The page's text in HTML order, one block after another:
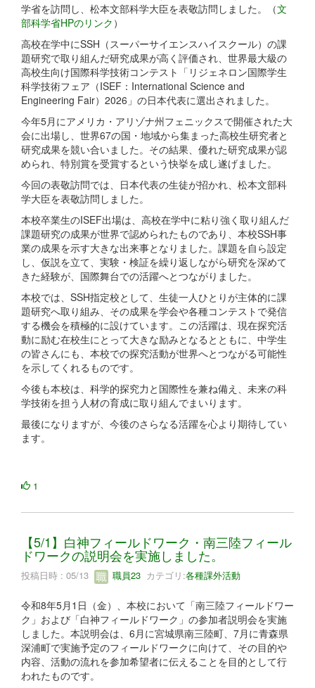
学省を訪問し、松本文部科学大臣を表敬訪問しました。（文
部科学省HPのリンク ）
高校在学中にSSH（スーパーサイエンスハイスクール）の課
題研究で取り組んだ研究成果が高く評価され、世界最大級の
高校生向け国際科学技術コンテスト「リジェネロン国際学生
科学技術フェア（ISEF：International Science and
Engineering Fair）2026」の日本代表に選出されました。
今年5月にアメリカ・アリゾナ州フェニックスで開催された大
会に出場し、世界67の国・地域から集まった高校生研究者と
研究成果を競い合いました。その結果、優れた研究成果が認
められ、特別賞を受賞するという快挙を成し遂げました。
今回の表敬訪問では、日本代表の生徒が招かれ、松本文部科
学大臣を表敬訪問しました。
本校卒業生のISEF出場は、高校在学中に粘り強く取り組んだ
課題研究の成果が世界で認められたものであり、本校SSH事
業の成果を示す大きな出来事となりました。課題を自ら設定
し、仮説を立て、実験・検証を繰り返しながら研究を深めて
きた経験が、国際舞台での活躍へとつながりました。
本校では、SSH指定校として、生徒一人ひとりが主体的に課
題研究へ取り組み、その成果を学会や各種コンテストで発信
する機会を積極的に設けています。この活躍は、現在探究活
動に励む在校生にとって大きな励みとなるとともに、中学生
の皆さんにも、本校での探究活動が世界へとつながる可能性
を示してくれるものです。
今後も本校は、科学的探究力と国際性を兼ね備え、未来の科
学技術を担う人材の育成に取り組んでまいります。
最後になりますが、今後のさらなる活躍を心より期待してい
ます。
1
【5/1】白神フィールドワーク・南三陸フィール
ドワークの説明会を実施しました。
投稿日時 : 05/13 職員23 カテゴリ:各種課外活動
令和8年5月1日（金）、本校において「南三陸フィールドワー
ク」および「白神フィールドワーク」の参加者説明会を実施
しました。本説明会は、6月に宮城県南三陸町、7月に青森県
深浦町で実施予定のフィールドワークに向けて、その目的や
内容、活動の流れを参加希望者に伝えることを目的として行
われたものです。